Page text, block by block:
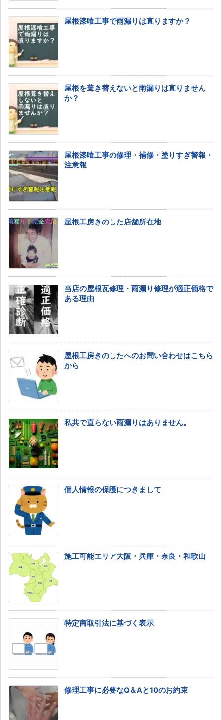
屋根漆喰工事で雨漏りは直りますか？
屋根を葺き替えないと雨漏りは直りません
か？
屋根漆喰工事の修理・補修・塗りすぎ警報・
注意報
屋根工房きのした店舗所在地
当店の屋根瓦修理・雨漏り修理が適正価格で
ある理由
屋根工房きのしたへのお問い合わせはこちら
から
私共で直らない雨漏りはありません。
個人情報の保護につきまして
施工可能エリア大阪・兵庫・奈良・和歌山
特定商取引法に基づく表示
修理工事に必要なQ＆Aと10のお約束